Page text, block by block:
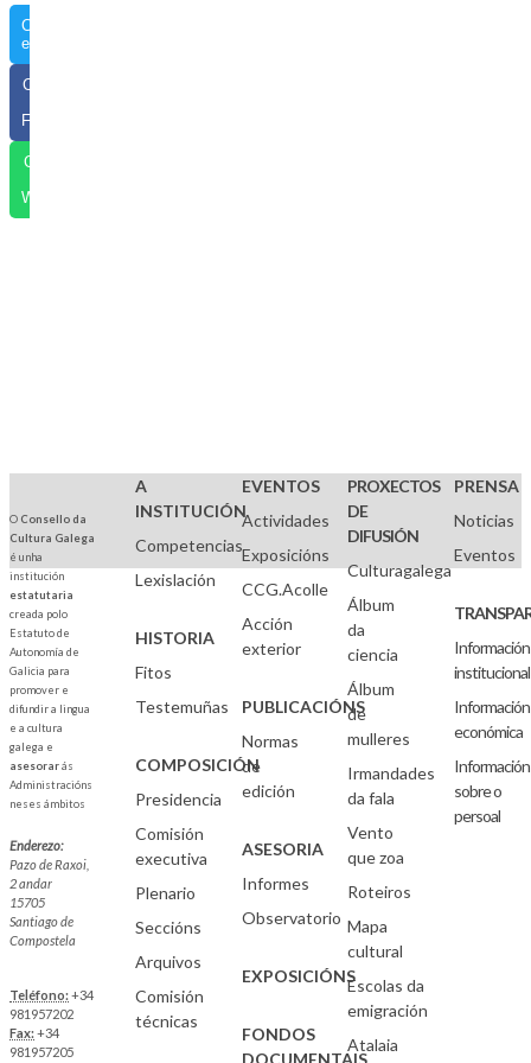
Compartir
en Twitter
Compartir
Facebook
Compartir
WhatsApp
O Consello da
Cultura Galega
é unha
institución
estatutaria
creada polo
Estatuto de
Autonomía de
Galicia para
promover e
difundir a lingua
e a cultura
galega e
asesorarás
Administracións
neses ámbitos
Enderezo:
Pazo de Raxoi,
2 andar
15705
Santiago de
Compostela
Teléfono:+34
981957202
Fax:+34
981957205
A
INSTITUCIÓN
Competencias
Lexislación
HISTORIA
Fitos
Testemuñas
COMPOSICIÓN
Presidencia
Comisión
executiva
Plenario
Seccións
Arquivos
Comisión
técnicas
EVENTOS
Actividades
Exposicións
CCG.Acolle
Acción
exterior
PUBLICACIÓNS
Normas
de
edición
ASESORIA
Informes
Observatorio
EXPOSICIÓNS
FONDOS
DOCUMENTAIS
PROXECTOS
DE
DIFUSIÓN
Culturagalega
Álbum
da
ciencia
Álbum
de
mulleres
Irmandades
da fala
Vento
que zoa
Roteiros
Mapa
cultural
Escolas da
emigración
Atalaia
PRENSA
Noticias
Eventos
Información
institucional
Información
económica
Información
sobre o
persoal